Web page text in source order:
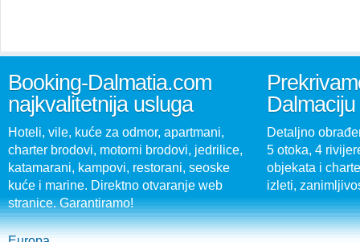
Booking-Dalmatia.com
najkvalitetnija usluga
Hoteli, vile, kuće za odmor, apartmani,
charter brodovi, motorni brodovi, jedrilice,
katamarani, kampovi, restorani, seoske
kuće i marine. Direktno otvaranje web
stranice. Garantiramo!
Dalmaciju
Detaljno
5 otoka, 4
objekata i
izleti,